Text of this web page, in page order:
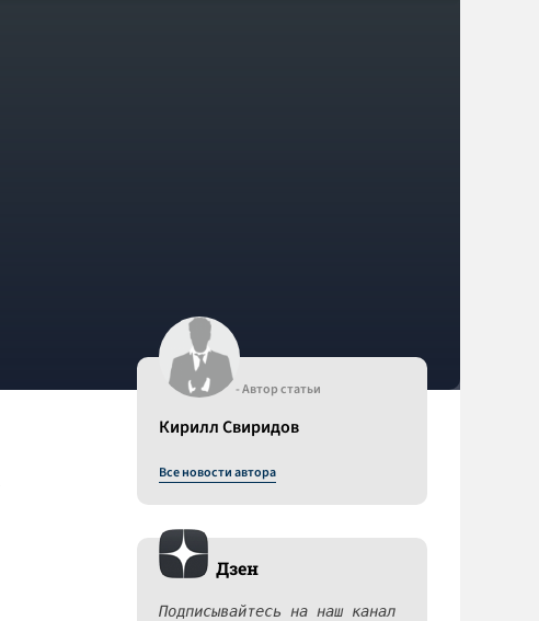
- Автор статьи
Кирилл Свиридов
Все новости автора
Дзен
Подписывайтесь на наш канал